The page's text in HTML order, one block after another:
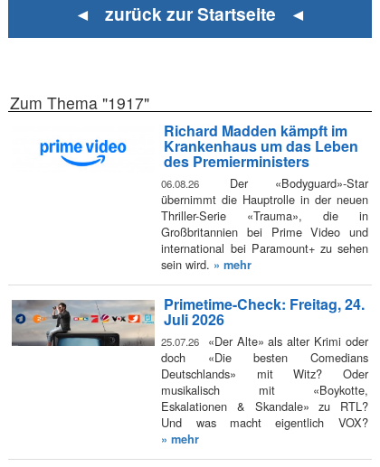
◄ zurück zur Startseite ◄
Zum Thema "1917"
Richard Madden kämpft im
Krankenhaus um das Leben
des Premierministers
06.08.26
Der «Bodyguard»-Star
übernimmt die Hauptrolle in der neuen
Thriller-Serie «Trauma», die in
Großbritannien bei Prime Video und
international bei Paramount+ zu sehen
sein wird. » mehr
Primetime-Check: Freitag, 24.
Juli 2026
25.07.26
«Der Alte» als alter Krimi oder
doch «Die besten Comedians
Deutschlands» mit Witz? Oder
musikalisch mit «Boykotte,
Eskalationen & Skandale» zu RTL?
Und was macht eigentlich VOX?
» mehr